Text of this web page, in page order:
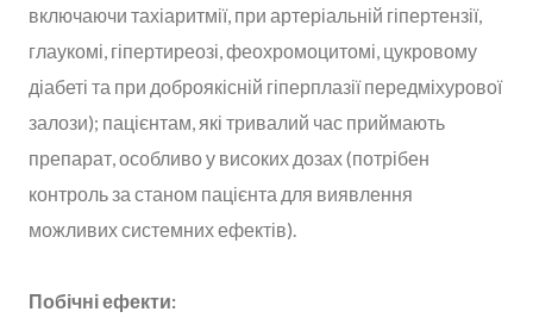
включаючи тахіаритмії, при артеріальній гіпертензії,
глаукомі, гіпертиреозі, феохромоцитомі, цукровому
діабеті та при доброякісній гіперплазії передміхурової
залози); пацієнтам, які тривалий час приймають
препарат, особливо у високих дозах (потрібен
контроль за станом пацієнта для виявлення
можливих системних ефектів).
Побічні ефекти: